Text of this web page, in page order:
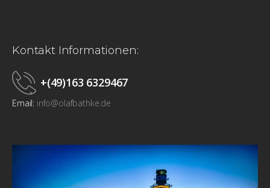
Kontakt Informationen:
+(49)163 6329467
Email: info@olafbathke.de